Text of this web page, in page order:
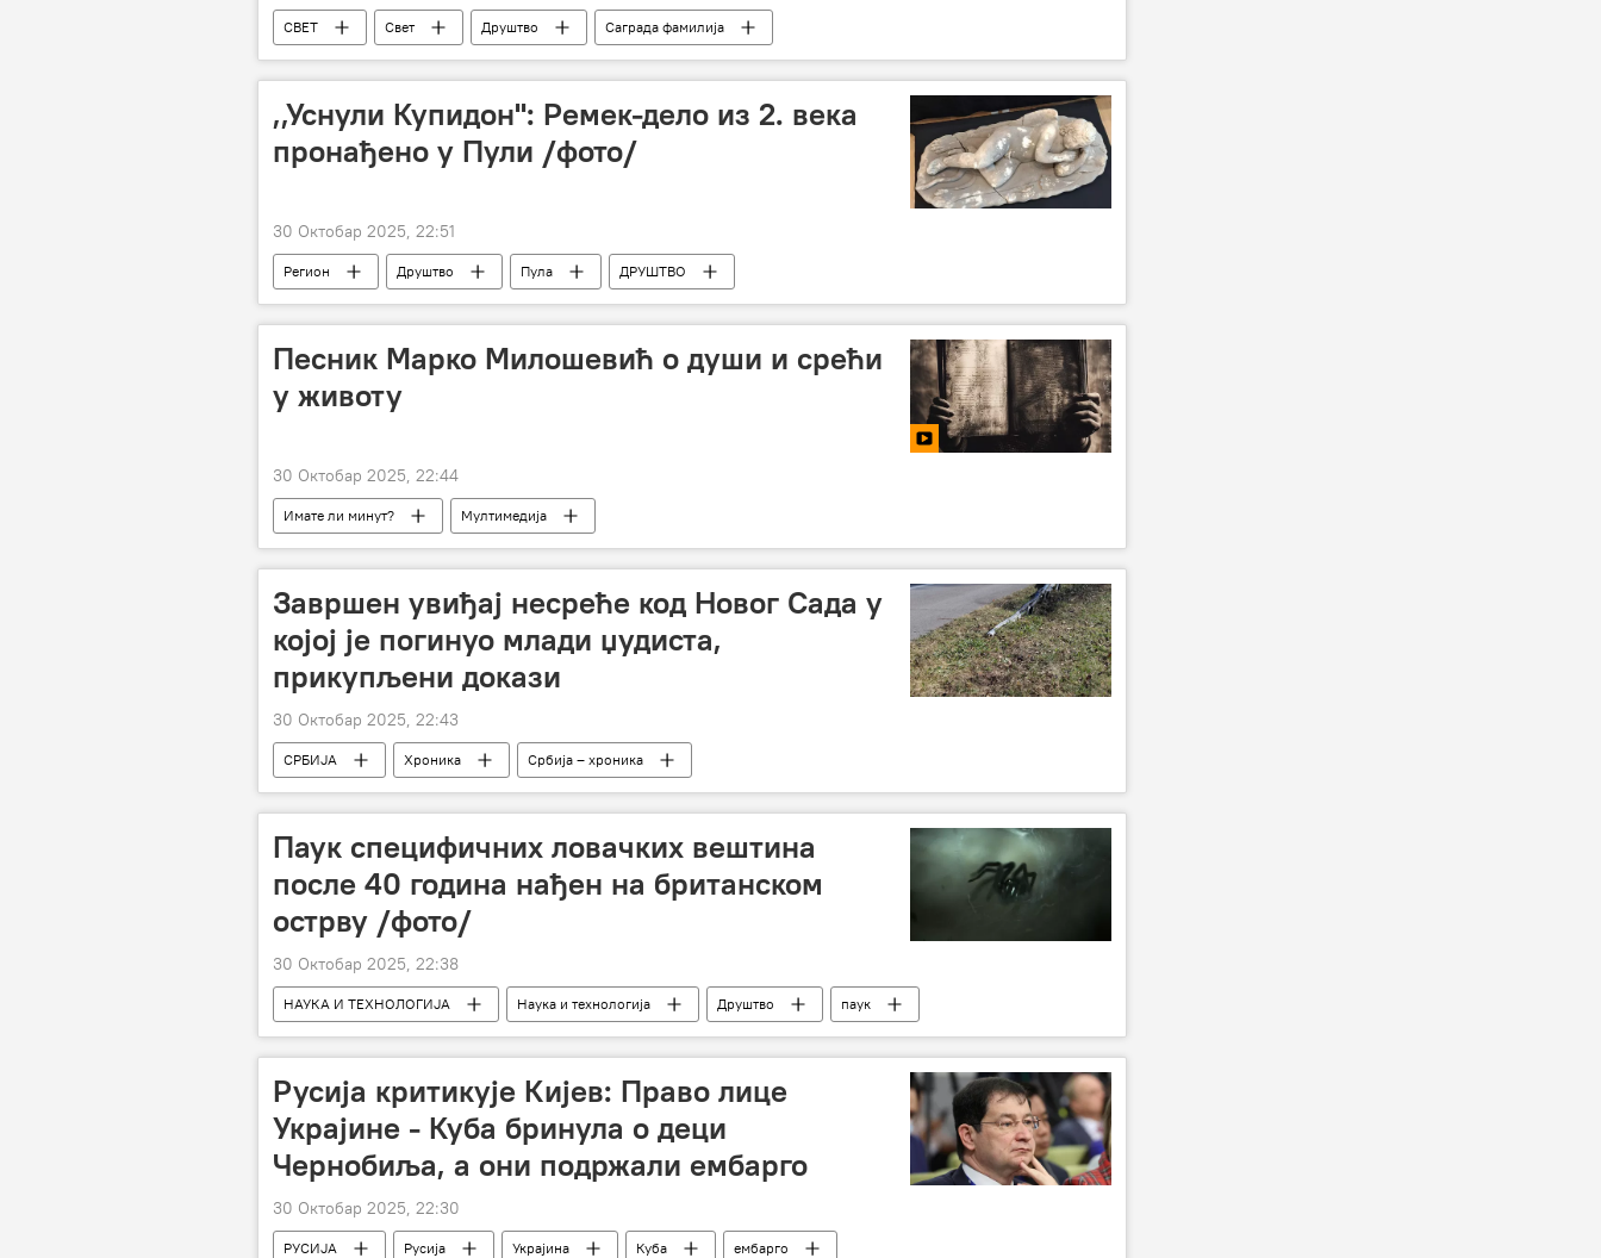
СВЕТ Свет Друштво Саграда фамилија
,,Уснули Купидон'': Ремек-дело из 2. века
пронађено у Пули /фото/
30 Октобар 2025, 22:51
Регион Друштво Пула ДРУШТВО
Песник Марко Милошевић о души и срећи
у животу
30 Октобар 2025, 22:44
Имате ли минут? Мултимедија
Завршен увиђај несреће код Новог Сада у
којој је погинуо млади џудиста,
прикупљени докази
30 Октобар 2025, 22:43
СРБИЈА Хроника Србија – хроника
Паук специфичних ловачких вештина
после 40 година нађен на британском
острву /фото/
30 Октобар 2025, 22:38
НАУКА И ТЕХНОЛОГИЈА Наука и технологија Друштво паук
Русија критикује Кијев: Право лице
Украјине - Куба бринула о деци
Чернобиља, а они подржали ембарго
30 Октобар 2025, 22:30
РУСИЈА Русија Украјина Куба ембарго